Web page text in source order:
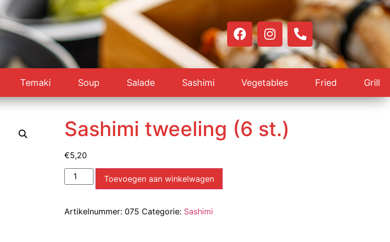
Temaki Soup Salade Sashimi Vegetables Fried Grill
Sashimi tweeling (6 st.)
€5,20
Toevoegen aan winkelwagen
Artikelnummer: 075 Categorie: Sashimi